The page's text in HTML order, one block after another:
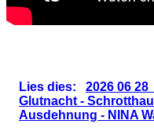
Lies dies:
2026 06
Glutnacht -
Ausdehnung - NINA